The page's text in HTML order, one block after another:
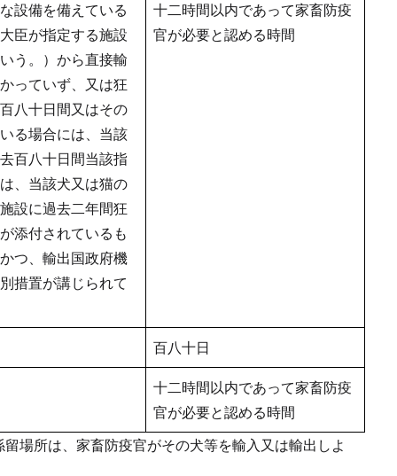
設備を備えている
臣が指定する施設
う。）から直接輸
っていず、又は狂
八十日間又はその
る場合には、当該
百八十日間当該指
、当該犬又は猫の
設に過去二年間狂
添付されているも
つ、輸出国政府機
措置が講じられて
十二時間以内であって家畜防疫
官が必要と認める時間
百八十日
十二時間以内であって家畜防疫
官が必要と認める時間
場所は、家畜防疫官がその犬等を輸入又は輸出しよ